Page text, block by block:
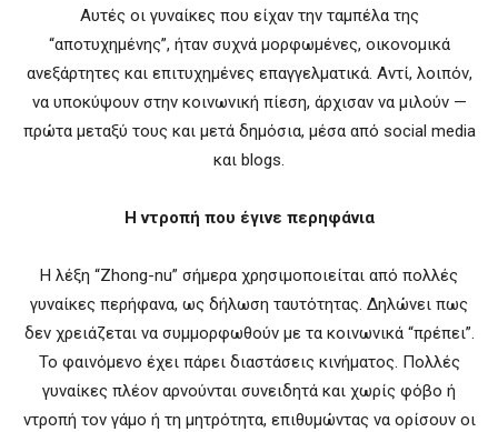
Αυτές οι γυναίκες που είχαν την ταμπέλα της
“αποτυχημένης”, ήταν συχνά μορφωμένες, οικονομικά
ανεξάρτητες και επιτυχημένες επαγγελματικά. Αντί, λοιπόν,
να υποκύψουν στην κοινωνική πίεση, άρχισαν να μιλούν —
πρώτα μεταξύ τους και μετά δημόσια, μέσα από social media
και blogs.
Η ντροπή που έγινε περηφάνια
Η λέξη “Zhong-nu” σήμερα χρησιμοποιείται από πολλές
γυναίκες περήφανα, ως δήλωση ταυτότητας. Δηλώνει πως
δεν χρειάζεται να συμμορφωθούν με τα κοινωνικά “πρέπει”.
Το φαινόμενο έχει πάρει διαστάσεις κινήματος. Πολλές
γυναίκες πλέον αρνούνται συνειδητά και χωρίς φόβο ή
ντροπή τον γάμο ή τη μητρότητα, επιθυμώντας να ορίσουν οι